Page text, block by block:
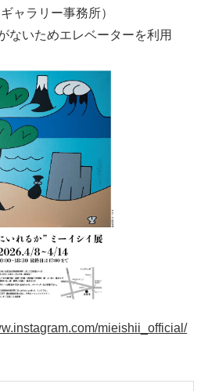
ャラリー事務所）
ないためエレベーターを利用
mieishii_official/